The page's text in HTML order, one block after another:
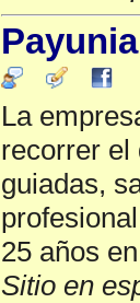
La
recorrer el
guiadas,
25 años
Sitio en